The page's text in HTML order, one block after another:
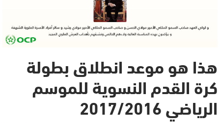
هذا هو موعد انطلاق بطولة
كرة القدم النسوية للموسم
الرياضي 2017/2016